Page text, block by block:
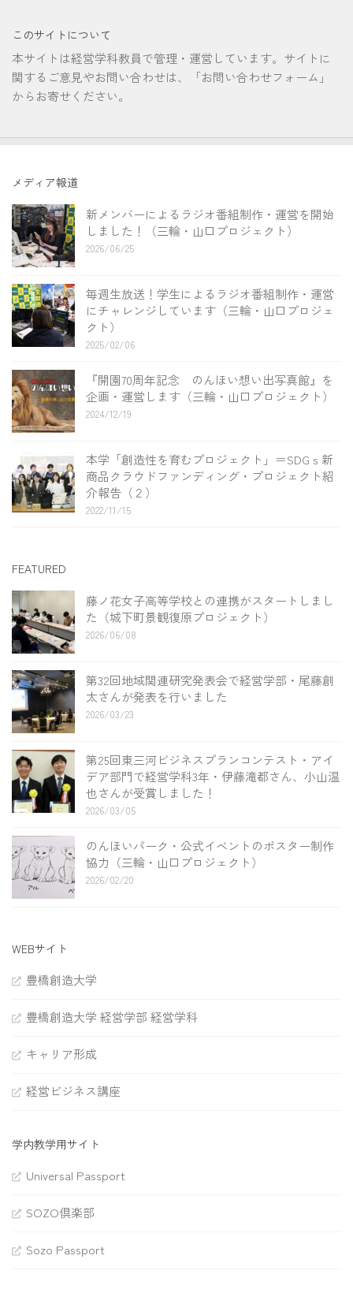
このサイトについて
本サイトは経営学科教員で管理・運営しています。サイトに
関するご意見やお問い合わせは、「お問い合わせフォーム」
からお寄せください。
メディア報道
新メンバーによるラジオ番組制作・運営を開始
しました！（三輪・山口プロジェクト）
2026/06/25
毎週生放送！学生によるラジオ番組制作・運営
にチャレンジしています（三輪・山口プロジェ
クト）
2025/02/06
『開園70周年記念 のんほい想い出写真館』を
企画・運営します（三輪・山口プロジェクト）
2024/12/19
本学「創造性を育むプロジェクト」＝SDGｓ新
商品クラウドファンディング・プロジェクト紹
介報告（２）
2022/11/15
FEATURED
藤ノ花女子高等学校との連携がスタートしまし
た（城下町景観復原プロジェクト）
2026/06/08
第32回地域関連研究発表会で経営学部・尾藤創
太さんが発表を行いました
2026/03/23
第25回東三河ビジネスプランコンテスト・アイ
デア部門で経営学科3年・伊藤滝都さん、小山温
也さんが受賞しました！
2026/03/05
のんほいパーク・公式イベントのポスター制作
協力（三輪・山口プロジェクト）
2026/02/20
WEBサイト
豊橋創造大学
豊橋創造大学 経営学部 経営学科
キャリア形成
経営ビジネス講座
学内教学用サイト
Universal Passport
SOZO倶楽部
Sozo Passport